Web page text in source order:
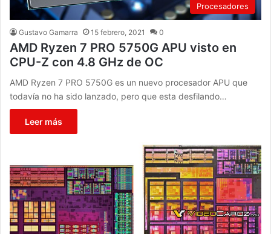
Procesadores
Gustavo Gamarra 15 febrero, 2021 0
AMD Ryzen 7 PRO 5750G APU visto en
CPU-Z con 4.8 GHz de OC
AMD Ryzen 7 PRO 5750G es un nuevo procesador APU que
todavía no ha sido lanzado, pero que esta desfilando…
Leer más